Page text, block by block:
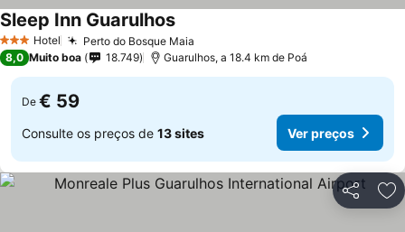
3 EstrelasHotel Perto do Bosque Maia
Sleep Inn Guarulhos
8,0 Muito boa 18.749 Guarulhos, a 18.4 km de Poá
De € 59
Consulte os preços de 13 sites Ver preços
Partilhar